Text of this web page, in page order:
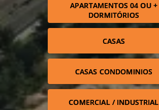
APARTAMENTOS 04 OU +
DORMITÓRIOS
CASAS
CASAS CONDOMINIOS
COMERCIAL / INDUSTRIAL